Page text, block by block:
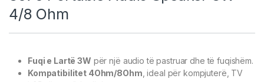
4/8 Ohm
Fuqi e Lartë 3W për një audio të pastruar dhe të fuqishëm.
Kompatibilitet 4Ohm/8Ohm , ideal për kompjuterë, TV